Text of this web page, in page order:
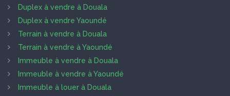
Duplex à vendre à Douala
Duplex à vendre Yaoundé
Terrain à vendre à Douala
Terrain à vendre à Yaoundé
Immeuble à vendre à Douala
Immeuble à vendre à Yaoundé
Immeuble à louer à Douala